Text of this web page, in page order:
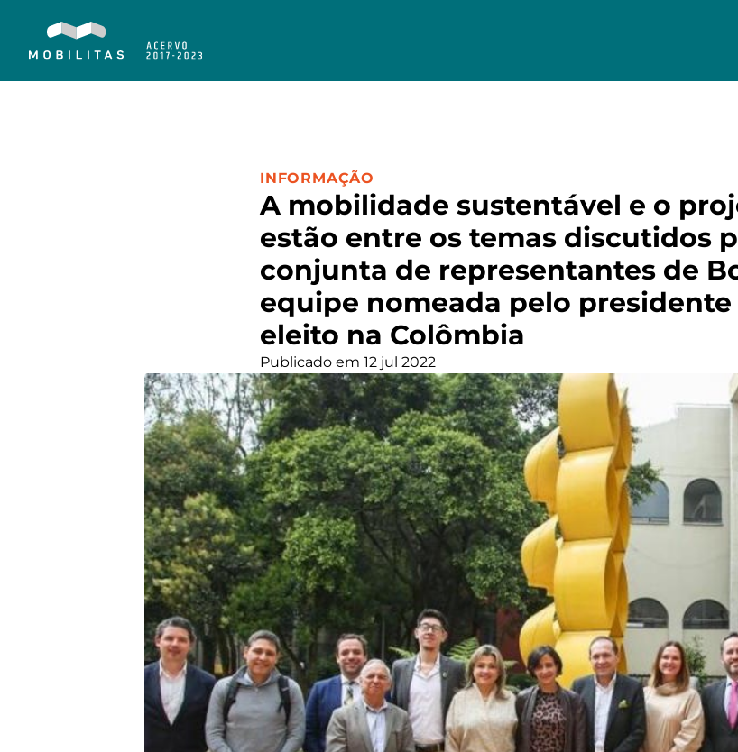
A mobilidade sustentável e o
estão entre os temas discutidos
conjunta de representantes de
equipe nomeada pelo
eleito na Colômbia
CATEGORIA:
INFORMAÇÃO
Publicado em 12 jul 2022